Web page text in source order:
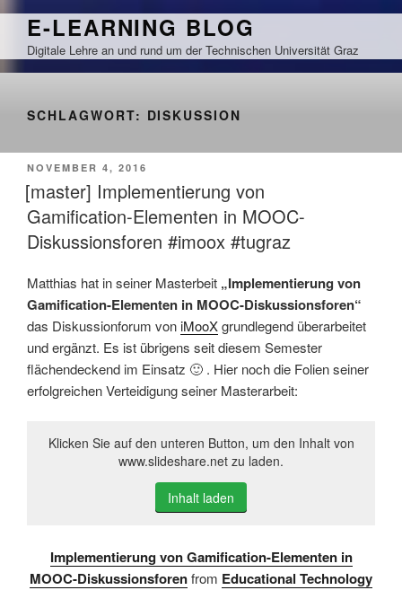
Zum
springen
E-LEARNING BLOG
Digitale Lehre an und rund um der Technischen Universität Graz
SCHLAGWORT: DISKUSSION
VERÖFFENTLICHT
AM
NOVEMBER 4, 2016
[master] Implementierung von
Gamification-Elementen in MOOC-
Diskussionsforen #imoox #tugraz
Matthias hat in seiner Masterbeit „Implementierung von
Gamification-Elementen in MOOC-Diskussionsforen“
das Diskussionforum voniMooXgrundlegend überarbeitet
und ergänzt. Es ist übrigens seit diesem Semester
flächendeckend im Einsatz 🙂 . Hier noch die Folien seiner
erfolgreichen Verteidigung seiner Masterarbeit:
Klicken Sie auf den unteren Button, um den Inhalt von
www.slideshare.net zu laden.
Inhalt laden
Implementierung von Gamification-Elementen in
MOOC-Diskussionsforenfrom Educational Technology